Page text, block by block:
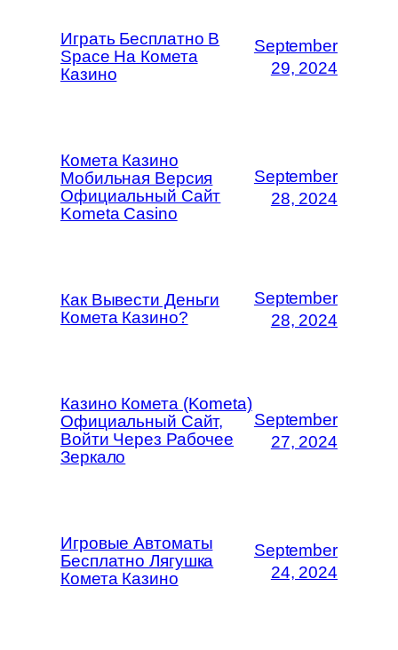
Играть Бесплатно В
Space На Комета
Казино
September
29, 2024
Комета Казино
Мобильная Версия
Официальный Сайт
Kometa Casino
September
28, 2024
Как Вывести Деньги
Комета Казино?
September
28, 2024
Казино Комета (Kometa)
Официальный Сайт,
Войти Через Рабочее
Зеркало
September
27, 2024
Игровые Автоматы
Бесплатно Лягушка
Комета Казино
September
24, 2024